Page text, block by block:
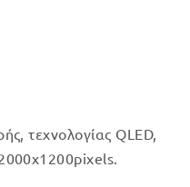
τεχνολογίας QLED,